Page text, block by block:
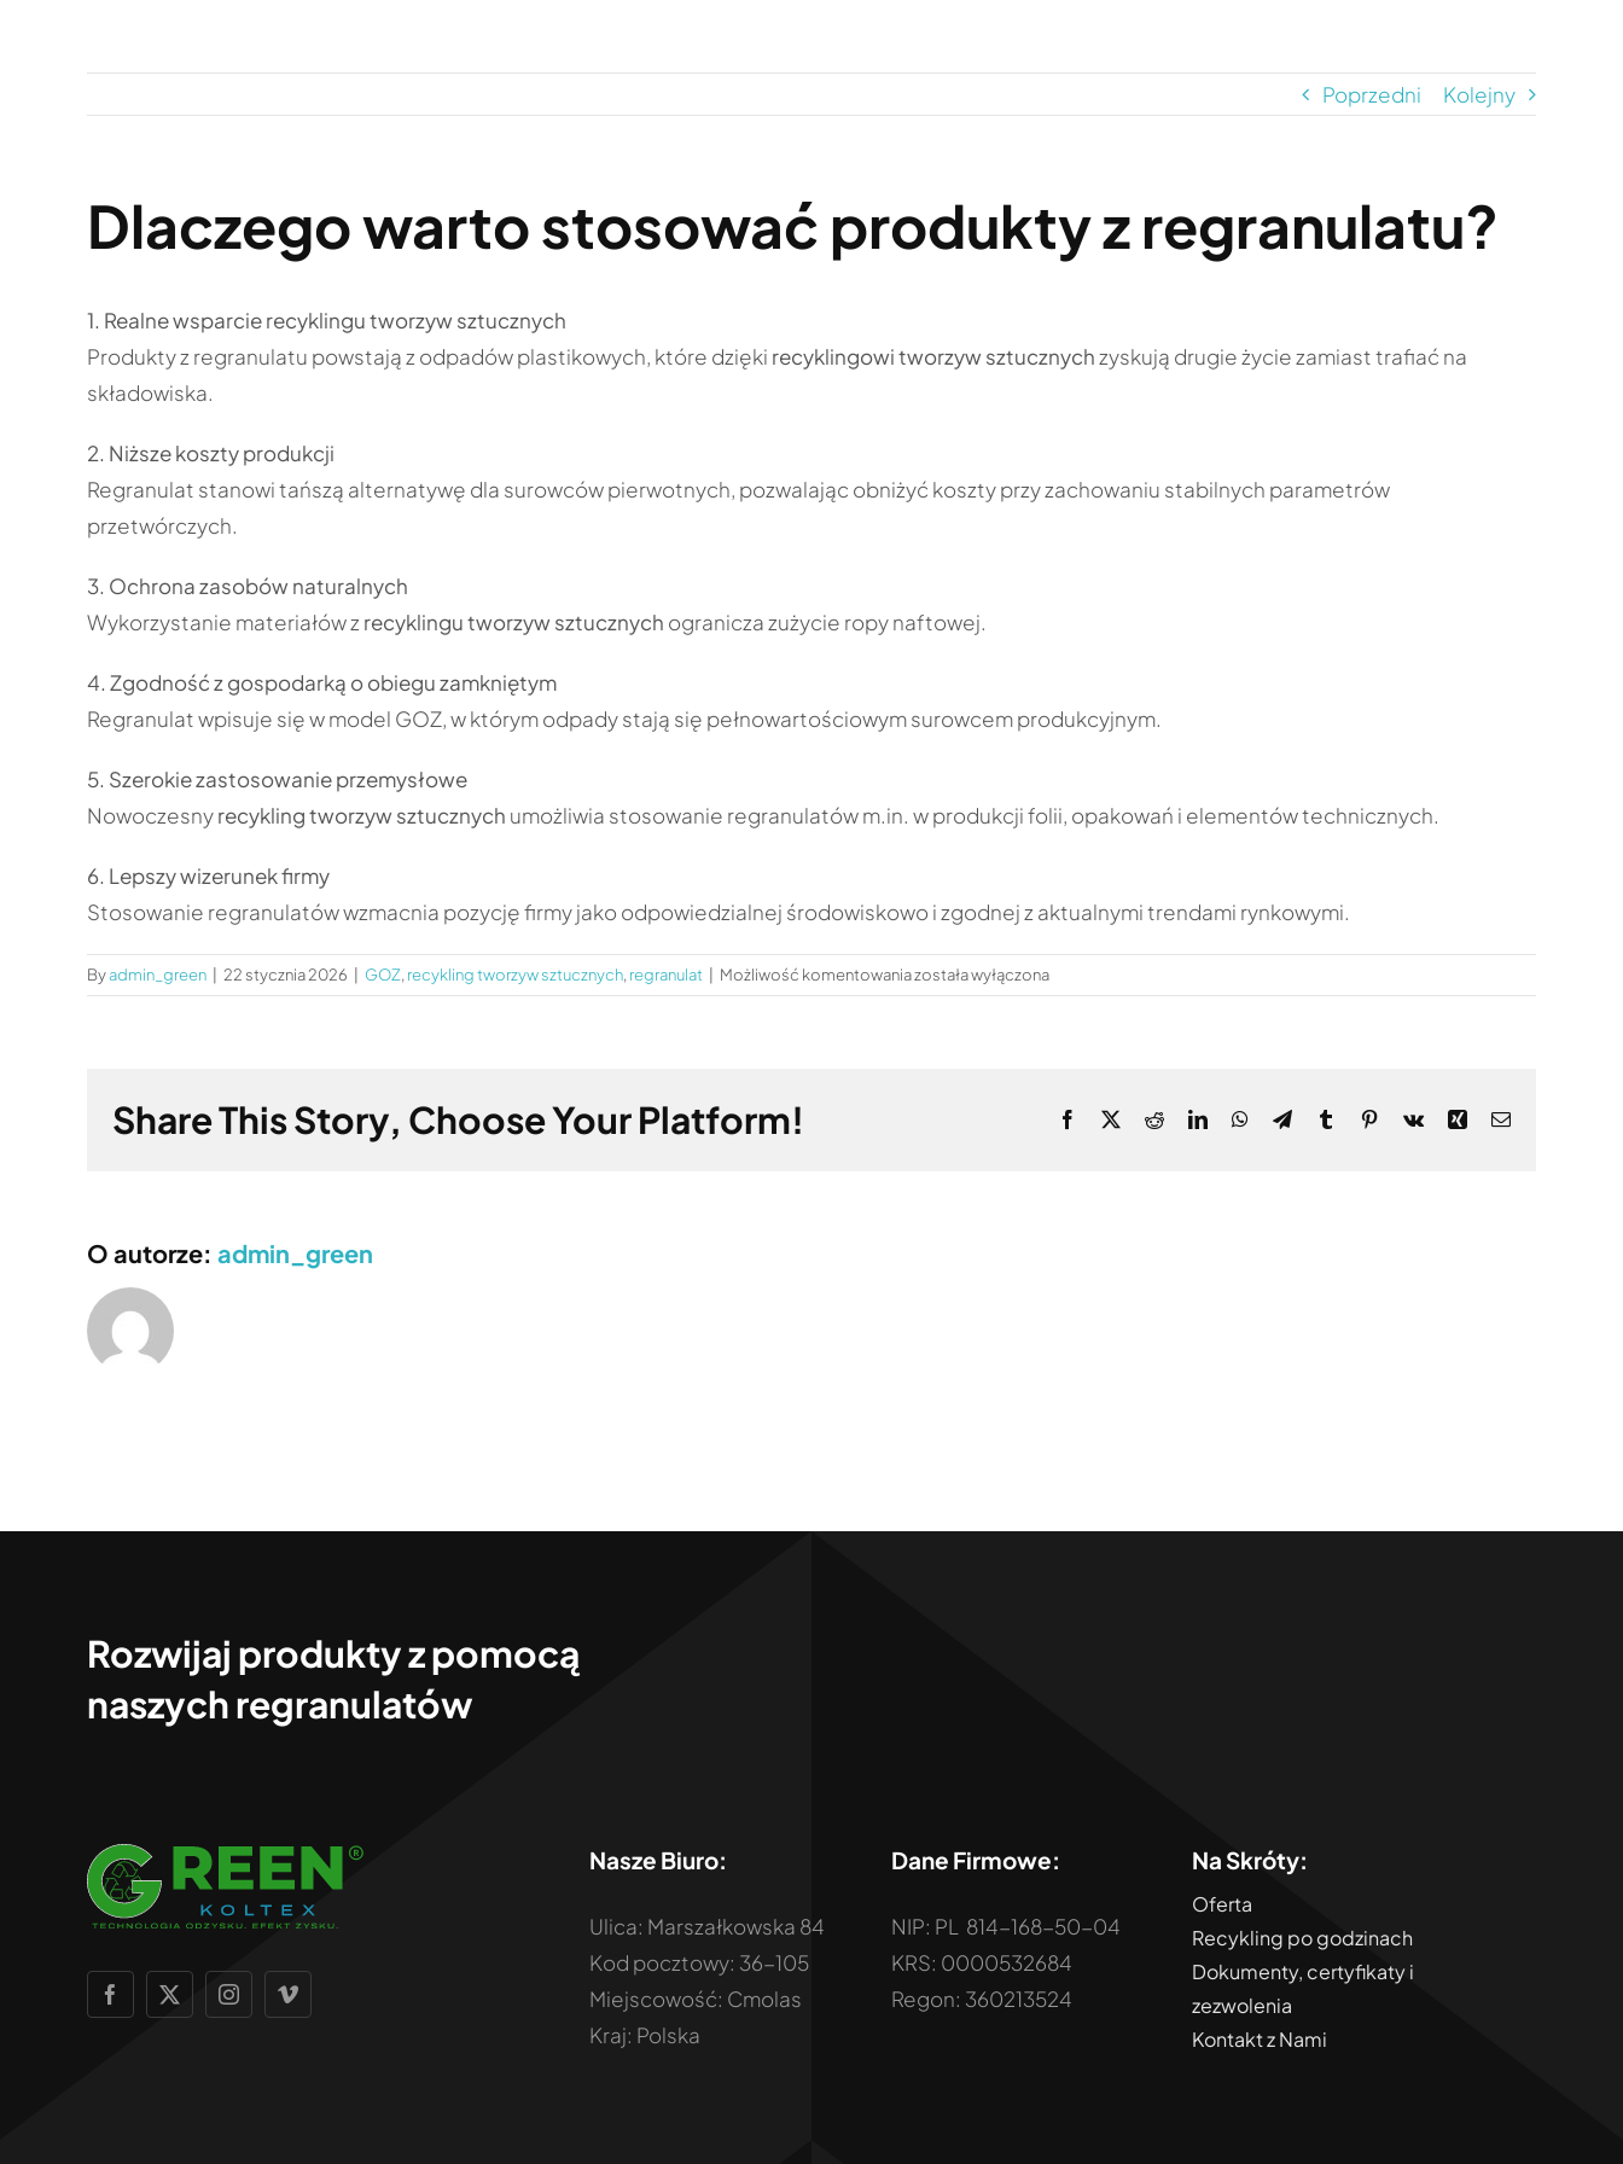
Poprzedni Kolejny
Dlaczego warto stosować produkty z regranulatu?
1. Realne wsparcie recyklingu tworzyw sztucznych
Produkty z regranulatu powstają z odpadów plastikowych, które dzięki recyklingowi tworzyw sztucznychzyskują drugie życie zamiast trafiać na
składowiska.
2. Niższe koszty produkcji
Regranulat stanowi tańszą alternatywę dla surowców pierwotnych, pozwalając obniżyć koszty przy zachowaniu stabilnych parametrów
przetwórczych.
3. Ochrona zasobów naturalnych
Wykorzystanie materiałów z recyklingu tworzyw sztucznych ogranicza zużycie ropy naftowej.
4. Zgodność z gospodarką o obiegu zamkniętym
Regranulat wpisuje się w model GOZ, w którym odpady stają się pełnowartościowym surowcem produkcyjnym.
5. Szerokie zastosowanie przemysłowe
Nowoczesnyrecykling tworzyw sztucznych umożliwia stosowanie regranulatów m.in. w produkcji folii, opakowań i elementów technicznych.
6. Lepszy wizerunek firmy
Stosowanie regranulatów wzmacnia pozycję firmy jako odpowiedzialnej środowiskowo i zgodnej z aktualnymi trendami rynkowymi.
Byadmin_green 22 stycznia 2026 GOZ, recykling tworzyw sztucznych, regranulat Możliwość komentowaniaDlaczego
warto
została wyłączona
Share This Story, Choose Your Platform! Facebook
X RedditLinkedInWhatsApp
TelegramTumblrPinterest
Vk Xing Email
O autorze: admin_green
Rozwijaj produkty z pomocą
naszych regranulatów
Nasze Biuro:
Ulica: Marszałkowska 84
Kod pocztowy: 36-105
Miejscowość: Cmolas
Kraj: Polska
Dane Firmowe:
NIP: PL 814-168-50-04
KRS: 0000532684
Regon: 360213524
Na Skróty:
Oferta
Recykling po godzinach
Dokumenty, certyfikaty i
zezwolenia
Kontakt z Nami